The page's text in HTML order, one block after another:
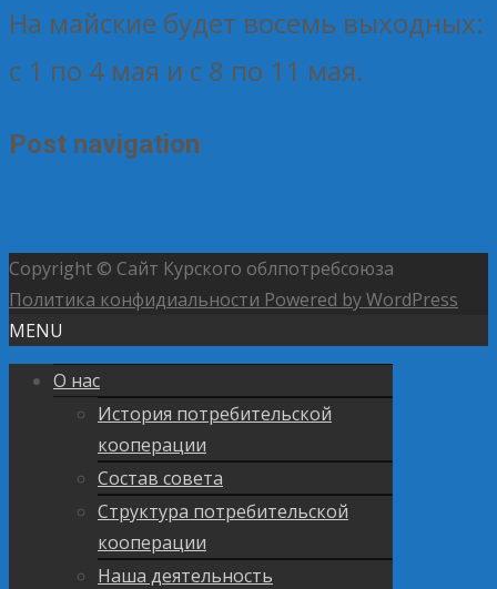
На майские будет восемь выходных:
с 1 по 4 мая и с 8 по 11 мая.
Post navigation
Copyright © Сайт Курского облпотребсоюза
Политика конфидиальности Powered by WordPress
MENU
О нас
История потребительской
кооперации
Состав совета
Структура потребительской
кооперации
Наша деятельность